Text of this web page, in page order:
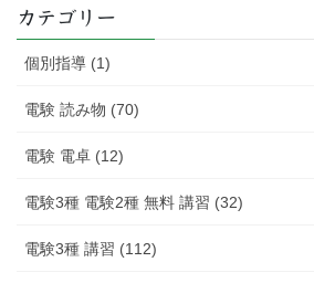
記
カテゴリー
個別指導 (1)
電験 読み物 (70)
電験 電卓 (12)
電験3種 電験2種 無料 講習 (32)
電験3種 講習 (112)